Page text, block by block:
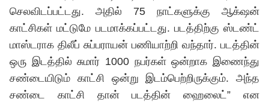
செலவிடப்பட்டது. அதில் 75 நாட்களுக்கு ஆக்‌ஷன்
காட்சிகள் மட்டுமே படமாக்கப்பட்டது. படத்திற்கு ஸ்டண்ட்
மாஸ்டராக திலீப் சுப்பராயன் பணியாற்றி வந்தார். படத்தின்
ஒரு இடத்தில் சுமார் 1000 நபர்கள் ஒன்றாக இணைந்து
சண்டையிடும் காட்சி ஒன்று இடம்பெற்றிருக்கும். அந்த
சண்டை காட்சி தான் படத்தின் ஹைலைட்” என